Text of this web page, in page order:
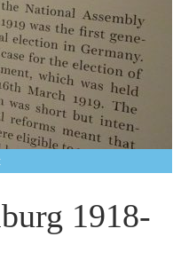
1918-